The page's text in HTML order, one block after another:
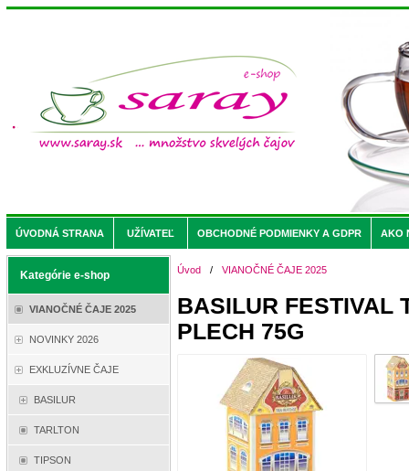
ÚVODNÁ STRANA UŽÍVATEĽ OBCHODNÉ PODMIENKY A GDPR AKO
Kategórie e-shop
VIANOČNÉ ČAJE 2025
NOVINKY 2026
EXKLUZÍVNE ČAJE
BASILUR
TARLTON
TIPSON
Úvod / VIANOČNÉ ČAJE 2025
BASILUR FESTIVAL
PLECH 75G